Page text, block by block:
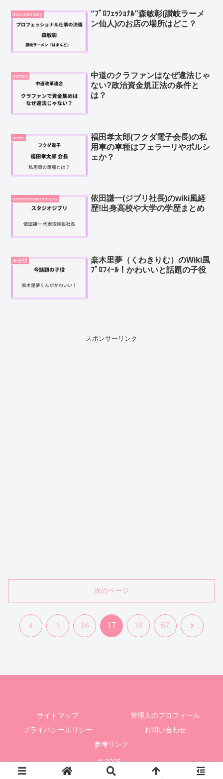
documentary
“ﾌﾟﾛﾌｪｯｼｮﾅﾙ”森敏彰(讃岐ラーメ
ン仙人)のお店の場所はどこ？
politics
中道のクラファンはなぜ違法じゃ
ない?政治資金規正法の条件と
は？
news
福田孝太郎(フクダ電子会長)の私
用車の車種はフェラーリやポルシ
ェか？
entertainment-news
依田謙一(ジブリ社長)のwiki風経
歴!出身高校や大学の学歴まとめ
未分類
桒木里夢（くわきりむ）のWiki風
ﾌﾟﾛﾌｨｰﾙ！かわいいと話題の子役
スポンサーリンク
次のページ
前 1 16 17 18 67 次
サイトマップ
管理人のプロフィール
プライバシーポリシー
お問い合わせ
参考リンク
© 2025 .